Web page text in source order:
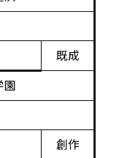
既成
園
創作